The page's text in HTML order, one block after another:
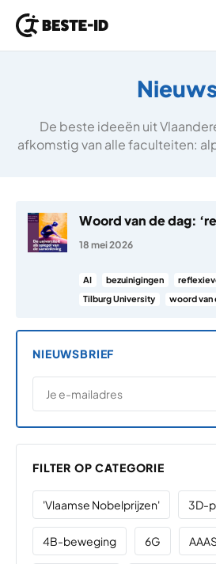
De beste ideeën uit
afkomstig van alle faculteiten:
Woord van de dag:
18 mei 2026
AI bezuinigingen
Tilburg University
woord van
NIEUWSBRIEF
E-MAILADRES
*
FILTER OP CATEGORIE
'Vlaamse Nobelprijzen' 3D-
4B-beweging 6G AAAS